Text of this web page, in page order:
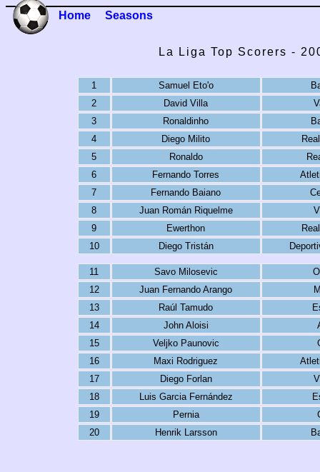
Home Seasons
La Liga Top Scorers -
1 Samuel Eto'o
2
David Villa
3
Ronaldinho
4
Diego Milito
5
Ronaldo
6
Fernando Torres
7
Fernando Baiano
8
Juan Román Riquelme
9
Ewerthon
10
Diego Tristán
11 Savo Milosevic
12
Juan Fernando Arango
13
Raúl Tamudo
14
John Aloisi
15
Veljko Paunovic
16
Maxi Rodriguez
17
Diego Forlan
18
Luis Garcia Fernández
19
Pernia
20
Henrik Larsson